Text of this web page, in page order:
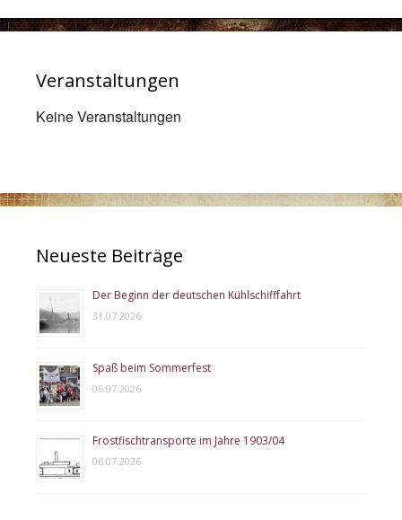
Veranstaltungen
Keine Veranstaltungen
Neueste Beiträge
Der Beginn der deutschen Kühlschifffahrt
31.07.2026
Spaß beim Sommerfest
06.07.2026
Frostfischtransporte im Jahre 1903/04
06.07.2026